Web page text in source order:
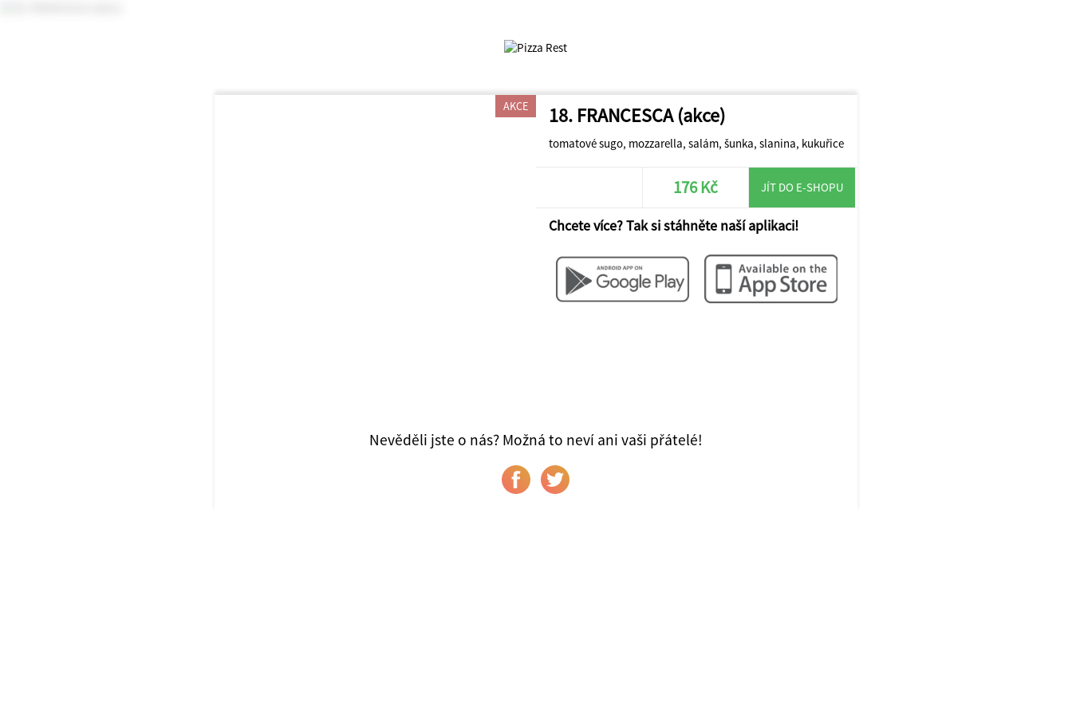
AKCE 18. FRANCESCA (akce)
tomatové sugo, mozzarella, salám, šunka, slanina, kukuřice
176 Kč JÍT DO E-SHOPU
Chcete více? Tak si stáhněte naší aplikaci!
Nevěděli jste o nás? Možná to neví ani vaši přátelé!